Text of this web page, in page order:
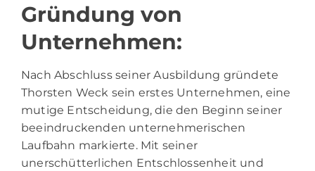
Gründung von
Unternehmen:
Nach Abschluss seiner Ausbildung gründete
Thorsten Weck sein erstes Unternehmen, eine
mutige Entscheidung, die den Beginn seiner
beeindruckenden unternehmerischen
Laufbahn markierte. Mit seiner
unerschütterlichen Entschlossenheit und